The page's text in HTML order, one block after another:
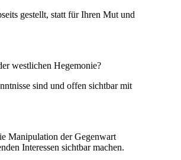
gestellt, statt für Ihren Mut und
westlichen Hegemonie?
sind und offen sichtbar mit
Manipulation der Gegenwart
Interessen sichtbar machen.